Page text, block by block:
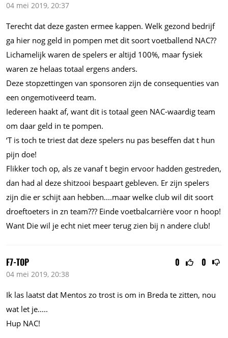
04 mei 2019, 20:37
Terecht dat deze gasten ermee kappen. Welk gezond bedrijf
ga hier nog geld in pompen met dit soort voetballend NAC??
Lichamelijk waren de spelers er altijd 100%, maar fysiek
waren ze helaas totaal ergens anders.
Deze stopzettingen van sponsoren zijn de consequenties van
een ongemotiveerd team.
Iedereen haakt af, want dit is totaal geen NAC-waardig team
om daar geld in te pompen.
‘T is toch te triest dat deze spelers nu pas beseffen dat t hun
pijn doe!
Flikker toch op, als ze vanaf t begin ervoor hadden gestreden,
dan had al deze shitzooi bespaart gebleven. Er zijn spelers
zijn die er schijt aan hebben....maar welke club wil dit soort
droeftoeters in zn team??? Einde voetbalcarrière voor n hoop!
Want Die wil je echt niet meer terug zien bij n andere club!
0 0
F7-TOP
04 mei 2019, 20:38
Ik las laatst dat Mentos zo trost is om in Breda te zitten, nou
wat let je.....
Hup NAC!